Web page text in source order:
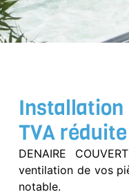
Installation
TVA réduite
DENAIRE
ventilation de vos
notable.